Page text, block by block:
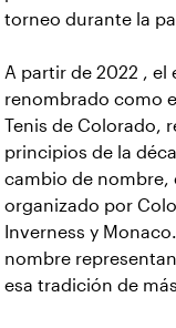
torneo durante la
A partir de 2022 , el
renombrado como
Tenis de Colorado,
principios de la
cambio de nombre,
organizado por
Inverness y
nombre
esa tradición de